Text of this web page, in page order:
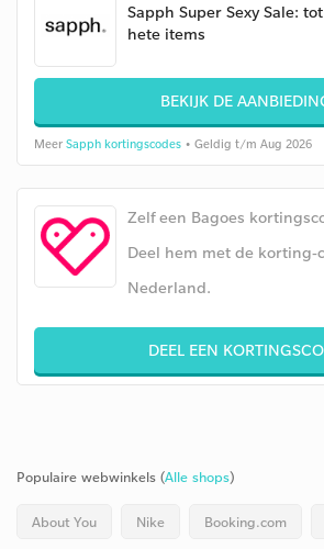
Sapph Super Sexy Sale:
hete items
BEKIJK DE
Meer Sapph kortingscodes • Geldig t/m Aug 2026
Zelf een Bagoes
Deel hem met de korting-
Nederland.
DEEL EEN
Populaire webwinkels (Alle shops)
About You Nike Booking.com